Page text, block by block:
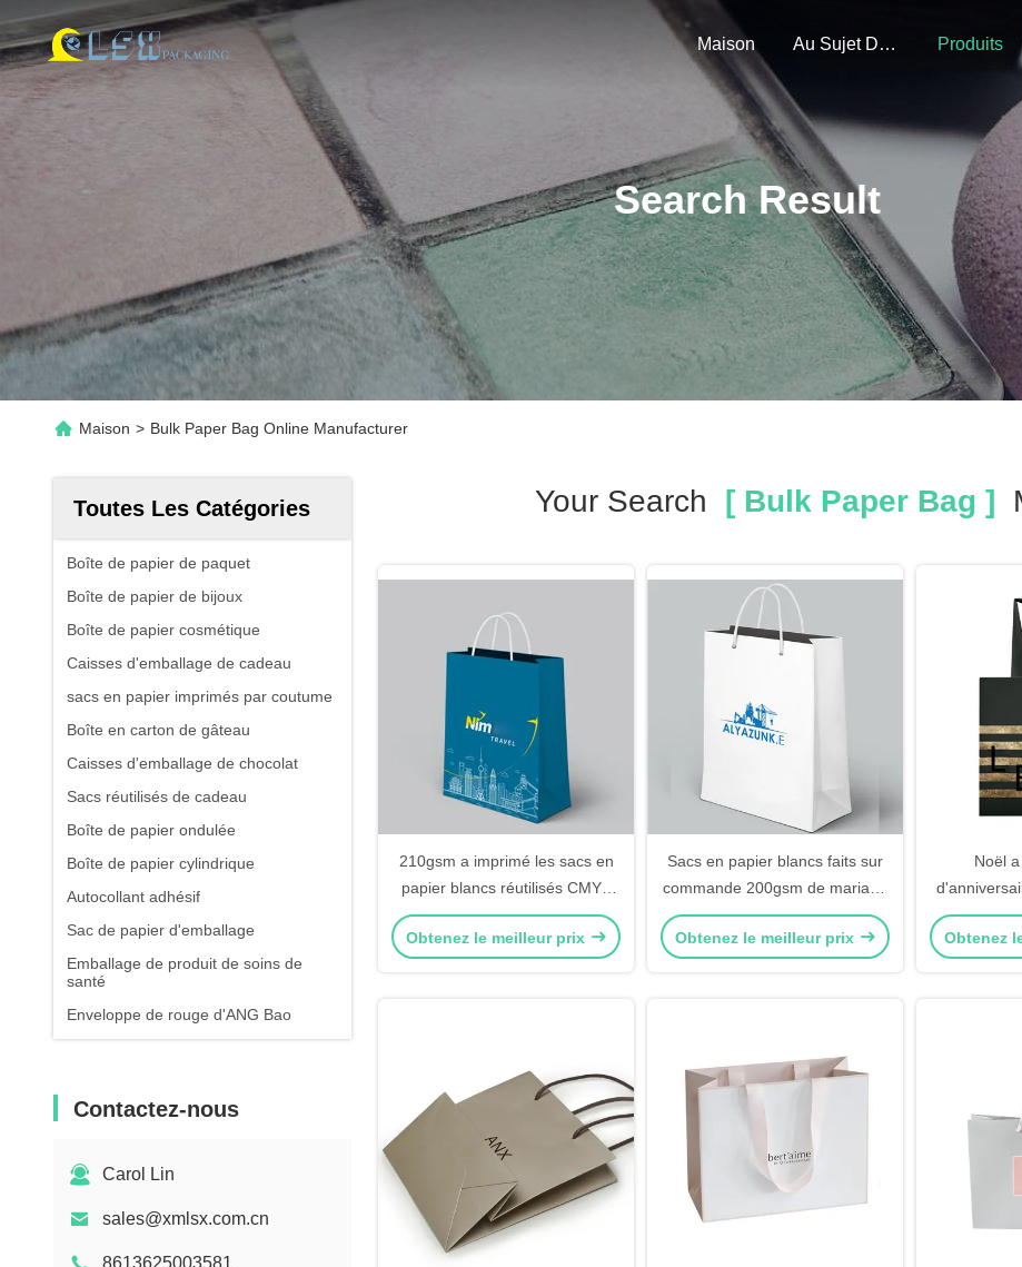
Maison Au Sujet De Nous Produits
Search Result
Maison > Bulk Paper Bag Online Manufacturer
Toutes Les Catégories
Boîte de papier de paquet
Boîte de papier de bijoux
Boîte de papier cosmétique
Caisses d'emballage de cadeau
sacs en papier imprimés par coutume
Boîte en carton de gâteau
Caisses d'emballage de chocolat
Sacs réutilisés de cadeau
Boîte de papier ondulée
Boîte de papier cylindrique
Autocollant adhésif
Sac de papier d'emballage
Emballage de produit de soins de
santé
Enveloppe de rouge d'ANG Bao
Contactez-nous
Carol Lin
sales@xmlsx.com.cn
8613625003581
Your Search [ Bulk Paper Bag ]
210gsm a imprimé les sacs en
papier blancs réutilisés CMYK
de sacs en papier ou la couleur
de Pantone
Obtenez le meilleur prix
Sacs en papier blancs faits sur
commande 200gsm de mariage
pliable vernissant la
manipulation de surface
Obtenez le meilleur prix
Noël
de papier
Obtenez